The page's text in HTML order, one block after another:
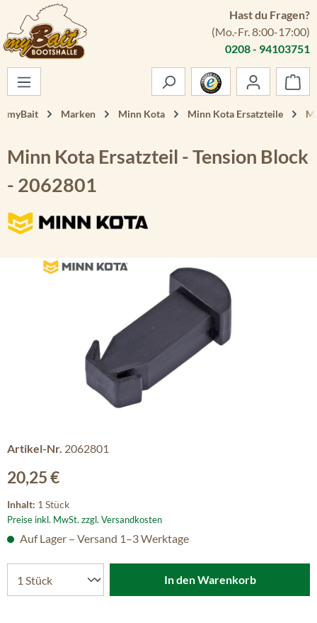
Zum Hauptinhalt springen
Hast du Fragen?
(Mo.-Fr. 8:00-17:00)
0208 - 94103751
myBait Marken Minn Kota Minn Kota Ersatzteile
Minn Kota Ersatzteil - Tension Block
- 2062801
Bildergalerie überspringen
Artikel-Nr. 2062801
Regulärer Preis:
20,25 €
Inhalt: 1 Stück
Preise inkl. MwSt. zzgl. Versandkosten
Auf Lager – Versand 1–3 Werktage
In den Warenkorb